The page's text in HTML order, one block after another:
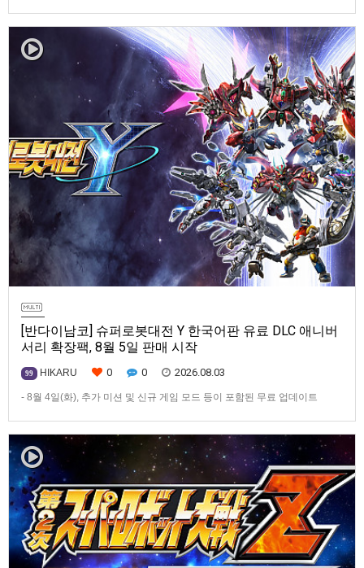
문 판매를 8월 5일(수)부터 시작한다고 발표했다.‘ELDEN RING 빛바랜 자
에디션’에는 ‘ELDEN R…
[반다이남코] 슈퍼로봇대전 Y 한국어판 유료 DLC 애니버
서리 확장팩, 8월 5일 판매 시작
99 HIKARU 0 0 2026.08.03
- 8월 4일(화), 추가 미션 및 신규 게임 모드 등이 포함된 무료 업데이트
Switch™, Steam®용 ‘슈퍼로봇대전 Y’(한국어판)의 유료 DLC ‘애니버서리
확장팩’을 2026년 …